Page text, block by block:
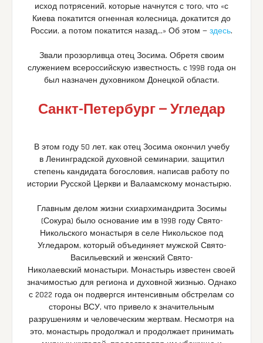
исход потрясений, которые начнутся с того, что «с
Киева покатится огненная колесница, докатится до
России, а потом покатится назад…» Об этом — здесь.
Звали прозорливца отец Зосима. Обретя своим
служением всероссийскую известность, с 1998 года он
был назначен духовником Донецкой области.
Санкт-Петербург — Угледар
В этом году 50 лет, как отец Зосима окончил учебу
в Ленинградской духовной семинарии, защитил
степень кандидата богословия, написав работу по
истории Русской Церкви и Валаамскому монастырю.
Главным делом жизни схиархимандрита Зосимы
(Сокура) было основание им в 1998 году Свято-
Никольского монастыря в селе Никольское под
Угледаром, который объединяет мужской Свято-
Васильевский и женский Свято-
Николаевский монастыри. Монастырь известен своей
значимостью для региона и духовной жизнью. Однако
с 2022 года он подвергся интенсивным обстрелам со
стороны ВСУ, что привело к значительным
разрушениям и человеческим жертвам. Несмотря на
это, монастырь продолжал и продолжает принимать